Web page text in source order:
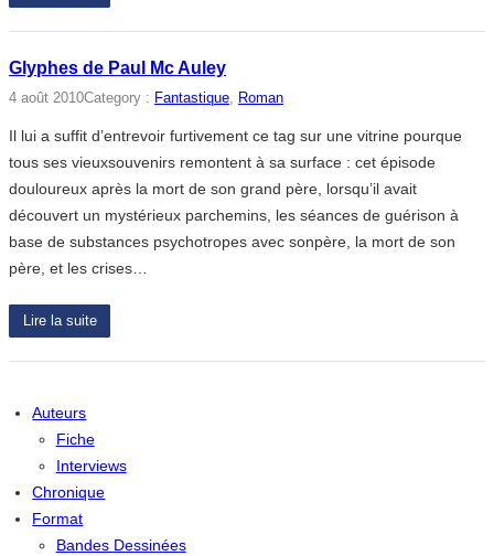
Glyphes de Paul Mc Auley
4 août 2010Category : Fantastique, Roman
Il lui a suffit d’entrevoir furtivement ce tag sur une vitrine pourque
tous ses vieuxsouvenirs remontent à sa surface : cet épisode
douloureux après la mort de son grand père, lorsqu’il avait
découvert un mystérieux parchemins, les séances de guérison à
base de substances psychotropes avec sonpère, la mort de son
père, et les crises…
Lire la suite
Auteurs
Fiche
Interviews
Chronique
Format
Bandes Dessinées